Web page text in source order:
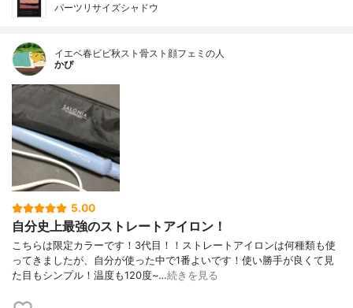
パーツリサイズシャドウ
イエベ春ビビ秋スト骨スト顔フェミの人
かぴ
5.00
自分史上最強のストレートアイロン！
こちらは限定カラーです！3代目！！ストレートアイロンは何種類も使
ってきましたが、自分が使った中で1番よいです！使い勝手が良くて見
た目もシンプル！温度も120度~…続きを見る